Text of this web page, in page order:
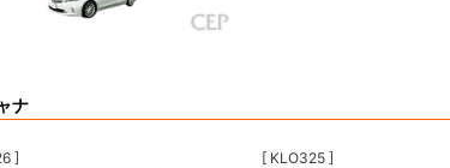
ナ
] [ KLO325 ]